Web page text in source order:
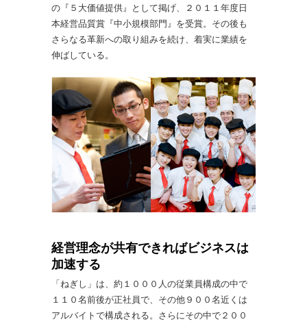
の『５大価値提供』として掲げ、２０１１年度日
本経営品質賞『中小規模部門』を受賞。その後も
さらなる革新への取り組みを続け、着実に業績を
伸ばしている。
経営理念が共有できればビジネスは
加速する
「ねぎし」は、約１０００人の従業員構成の中で
１１０名前後が正社員で、その他９００名近くは
アルバイトで構成される。さらにその中で２００